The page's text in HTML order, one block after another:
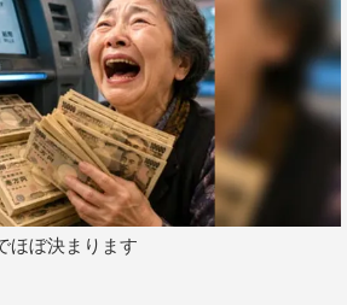
した。
衣装は、どんな感じでしょうか？
てみたい』の衣装そのままを再現し
ーの役だったのでスーツです！
いいたします。
ほぼ決まります